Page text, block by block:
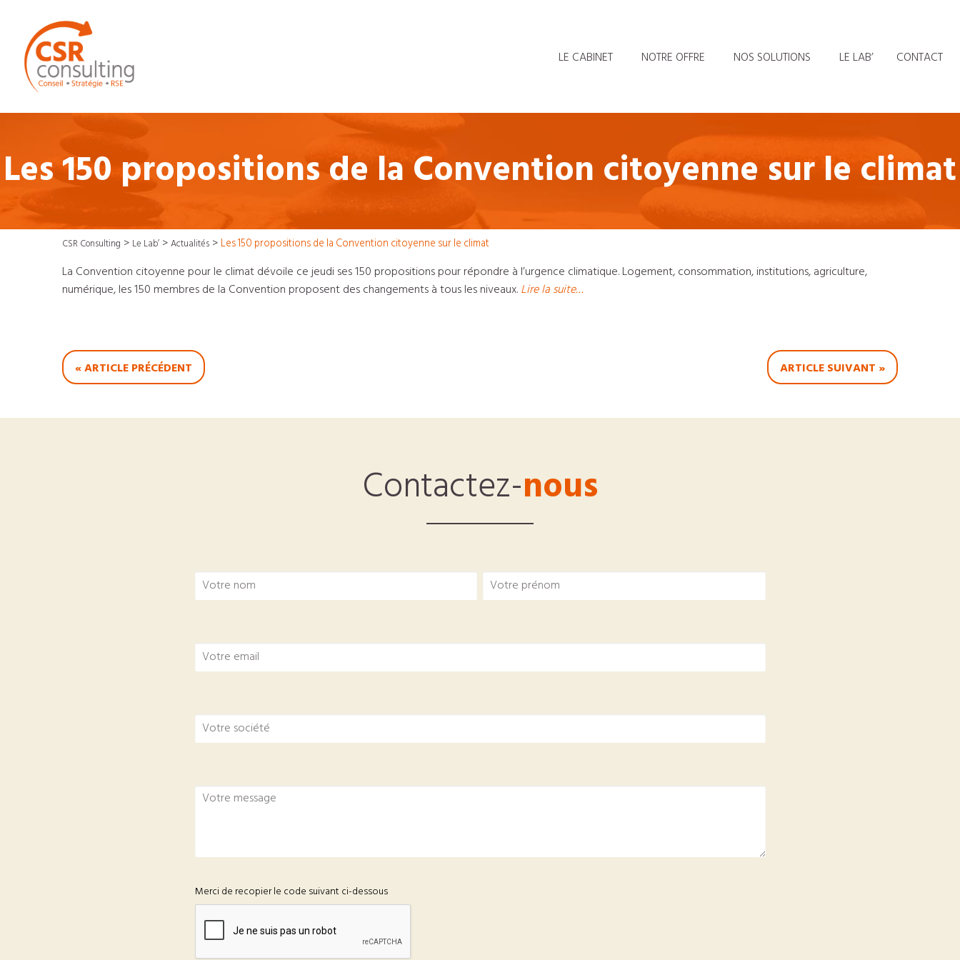
LE CABINET NOTRE OFFRE NOS SOLUTIONS LE LAB’ CONTACT
Les 150 propositions de la Convention citoyenne sur le climat
CSR Consulting > Le Lab’ >Actualités > Les 150 propositions de la Convention citoyenne sur le climat
La Convention citoyenne pour le climat dévoile ce jeudi ses 150 propositions pour répondre à l’urgence climatique. Logement, consommation, institutions, agriculture,
numérique, les 150 membres de la Convention proposent des changements à tous les niveaux.Lire la suite…
« ARTICLE PRÉCÉDENT ARTICLE SUIVANT »
Contactez-nous
Merci de recopier le code suivant ci-dessous